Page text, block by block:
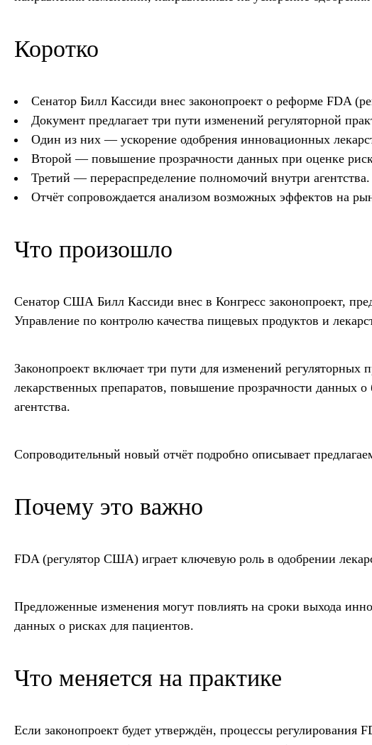
Коротко
Сенатор Билл Кассиди внес законопроект о реформе FDA
Документ предлагает три пути изменений регуляторной
Один из них — ускорение одобрения инновационных
Второй — повышение прозрачности данных при оценке
Третий — перераспределение полномочий внутри агентства.
Отчёт сопровождается анализом возможных эффектов на
Что произошло
Сенатор США Билл Кассиди внес в Конгресс законопроект,
Управление по контролю качества пищевых продуктов и
Законопроект включает три пути для изменений
лекарственных препаратов, повышение прозрачности данных
агентства.
Сопроводительный новый отчёт подробно описывает
Почему это важно
FDA (регулятор США) играет ключевую роль в одобрении
Предложенные изменения могут повлиять на сроки выхода
данных о рисках для пациентов.
Что меняется на практике
Если законопроект будет утверждён, процессы регулирования